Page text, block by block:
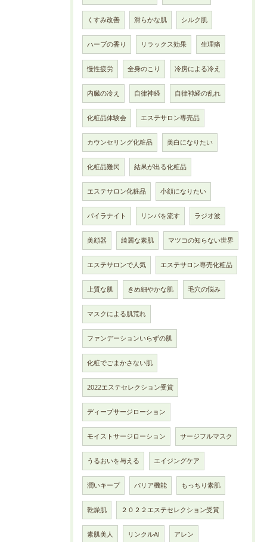
くすみ改善 滑らかな肌 シルク肌
ハーブの香り リラックス効果 生理痛
慢性疲労 全身のこり 冷房による冷え
内臓の冷え 自律神経 自律神経の乱れ
化粧品体験会 エステサロン専売品
カウンセリング化粧品 美白になりたい
化粧品難民 結果が出る化粧品
エステサロン化粧品 小顔になりたい
パイラナイト リンパを流す ラジオ波
美顔器 綺麗な素肌 マツコの知らない世界
エステサロンで人気 エステサロン専売化粧品
上質な肌 きめ細やかな肌 毛穴の悩み
マスクによる肌荒れ
ファンデーションいらずの肌
化粧でごまかさない肌
2022エステセレクション受賞
ディープサージローション
モイストサージローション サージフルマスク
うるおいを与える エイジングケア
潤いキープ バリア機能 もっちり素肌
乾燥肌 ２０２２エステセレクション受賞
素肌美人 リンクルAI アレン